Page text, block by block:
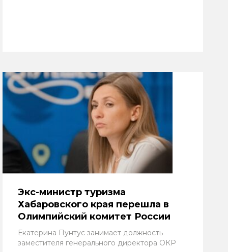
Экс-министр туризма
Хабаровского края перешла в
Олимпийский комитет России
Екатерина Пунтус занимает должность
заместителя генерального директора ОКР